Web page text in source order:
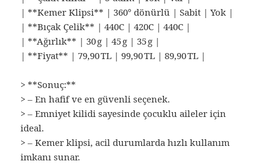
| **Kemer Klipsi** | 360° dönürlü | Sabit | Yok |
| **Bıçak Çelik** | 440C | 420C | 440C |
| **Ağırlık** | 30 g | 45 g | 35 g |
| **Fiyat** | 79,90 TL | 99,90 TL | 89,90 TL |
> **Sonuç:**
> – En hafif ve en güvenli seçenek.
> – Emniyet kilidi sayesinde çocuklu aileler için
ideal.
> – Kemer klipsi, acil durumlarda hızlı kullanım
imkanı sunar.